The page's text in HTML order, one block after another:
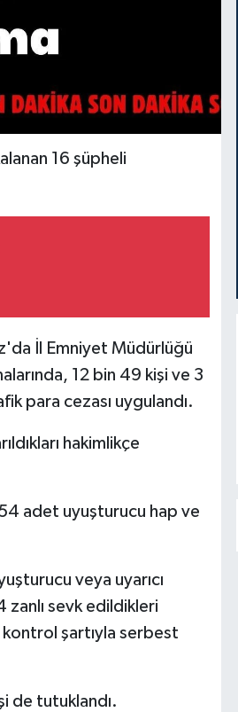
16 şüpheli
İl Emniyet Müdürlüğü
12 bin 49 kişi ve 3
para cezası uygulandı.
hakimlikçe
adet uyuşturucu hap ve
veya uyarıcı
zanlı sevk edildikleri
kontrol şartıyla serbest
de tutuklandı.